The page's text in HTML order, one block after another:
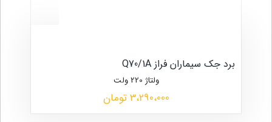
برد جک سیماران فراز Q70/1A
ولتاژ 220 ولت
3،290،000 تومان